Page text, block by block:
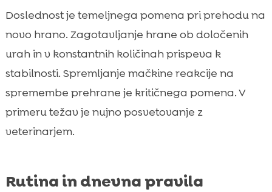
Doslednost je temeljnega pomena pri prehodu na
novo hrano. Zagotavljanje hrane ob določenih
urah in v konstantnih količinah prispeva k
stabilnosti. Spremljanje mačkine reakcije na
spremembe prehrane je kritičnega pomena. V
primeru težav je nujno posvetovanje z
veterinarjem.
Rutina in dnevna pravila